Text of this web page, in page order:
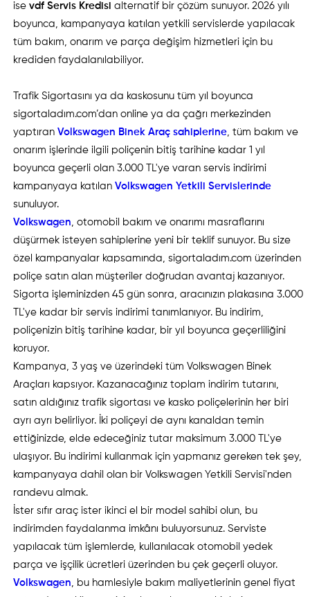
isevdf Servis Kredisi alternatif bir çözüm sunuyor. 2026 yılı
boyunca, kampanyaya katılan yetkili servislerde yapılacak
tüm bakım, onarım ve parça değişim hizmetleri için bu
krediden faydalanılabiliyor.
Trafik Sigortasını ya da kaskosunu tüm yıl boyunca
sigortaladım.com’dan online ya da çağrı merkezinden
yaptıran Volkswagen Binek Araç sahiplerine, tüm bakım ve
onarım işlerinde ilgili poliçenin bitiş tarihine kadar 1 yıl
boyunca geçerli olan 3.000 TL'ye varan servis indirimi
kampanyaya katılanVolkswagen Yetkili Servislerinde
sunuluyor.
Volkswagen, otomobil bakım ve onarımı masraflarını
düşürmek isteyen sahiplerine yeni bir teklif sunuyor. Bu size
özel kampanyalar kapsamında, sigortaladım.com üzerinden
poliçe satın alan müşteriler doğrudan avantaj kazanıyor.
Sigorta işleminizden 45 gün sonra, aracınızın plakasına 3.000
TL'ye kadar bir servis indirimi tanımlanıyor. Bu indirim,
poliçenizin bitiş tarihine kadar, bir yıl boyunca geçerliliğini
koruyor.
Kampanya, 3 yaş ve üzerindeki tüm Volkswagen Binek
Araçları kapsıyor. Kazanacağınız toplam indirim tutarını,
satın aldığınız trafik sigortası ve kasko poliçelerinin her biri
ayrı ayrı belirliyor. İki poliçeyi de aynı kanaldan temin
ettiğinizde, elde edeceğiniz tutar maksimum 3.000 TL'ye
ulaşıyor. Bu indirimi kullanmak için yapmanız gereken tek şey,
kampanyaya dahil olan bir Volkswagen Yetkili Servisi'nden
randevu almak.
İster sıfır araç ister ikinci el bir model sahibi olun, bu
indirimden faydalanma imkânı buluyorsunuz. Serviste
yapılacak tüm işlemlerde, kullanılacak otomobil yedek
parça ve işçilik ücretleri üzerinden bu çek geçerli oluyor.
Volkswagen, bu hamlesiyle bakım maliyetlerinin genel fiyat